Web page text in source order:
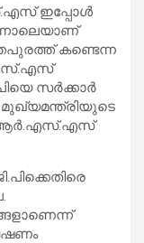
ഇപ്പോള്‍
കണ്ടെന്ന
സര്‍ക്കാര്‍
ആര്‍.എസ്.എസ്